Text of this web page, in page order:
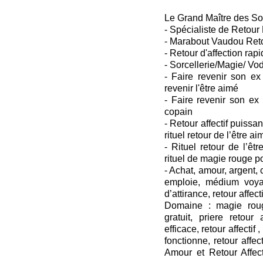
Le Grand Maître des
- Spécialiste de Retour
- Marabout Vaudou
- Retour d'affection
- Sorcellerie/Magie/
- Faire revenir son
revenir l'être aimé
- Faire revenir son ex
copain
- Retour affectif
rituel retour de l’être
- Rituel retour de
rituel de magie rouge
- Achat, amour,
emploie, médium
d’attirance, retour
Domaine : magie
gratuit, priere retour
efficace, retour affectif
fonctionne, retour
Amour et Retour